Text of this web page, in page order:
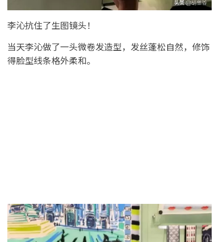
李沁抗住了生图镜头！
当天李沁做了一头微卷发造型，发丝蓬松自然，修饰
得脸型线条格外柔和。